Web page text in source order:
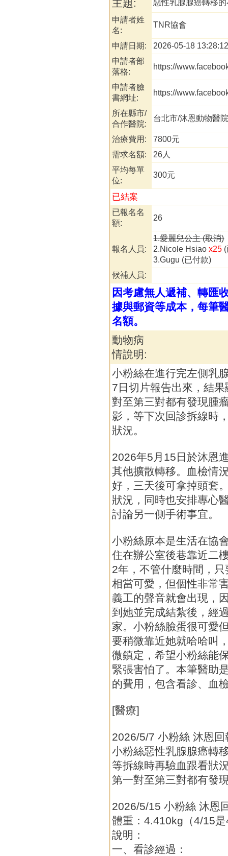
主題:
惡性乳腺腺癌轉移
申請者姓
名:
TNR協會
申請日期:
2026-05-18
申請者部
落格:
https://
申請者臉
書網址:
https://
所在縣市/
合作醫院:
台北市/沐恩動物醫
治療費用:
7800元
需求名額:
平均每單
位:
300元
已結案
已報名名
額:
26
報名人員:
1.愛麗兒公主 (取消)
2.Nicole Hsiaox25
3.Gugu (已付款)
候補人員:
因考慮無人遞補、轉匯
據與郵資等成本，每筆
名額。
動物病
情說明:
小粉絲在進行完左側乳
7日切片報告出來，結
對至第三對都有發現腫
影，等下次回診拆線時
狀況。
2026年5月15日於沐恩
其他擴散轉移。血檢情
好，三天後可拿掉頭套
狀況，同時也安排專心
討論另一側手術事宜。
小粉絲原本是生活在協
住在辦公室後巷靠近二
2年，不管什麼時間，
相當可愛，但個性非常
義工的聲音就會出現，
到她並完成結紮後，經
家。小粉絲臉蛋很可愛
要稍微靠近她就哈哈叫
微鎮定，希望小粉絲能
緊張害怕了。本筆醫助
的費用，包含看診、血
[醫療]
2026/5/7 小粉絲 沐恩
小粉絲惡性乳腺腺癌轉
等拆線時再驗血跟看狀
第一對至第三對都有發
2026/5/15 小粉絲 沐恩
體重：4.410kg（4/15
說明：
一、看診經過：